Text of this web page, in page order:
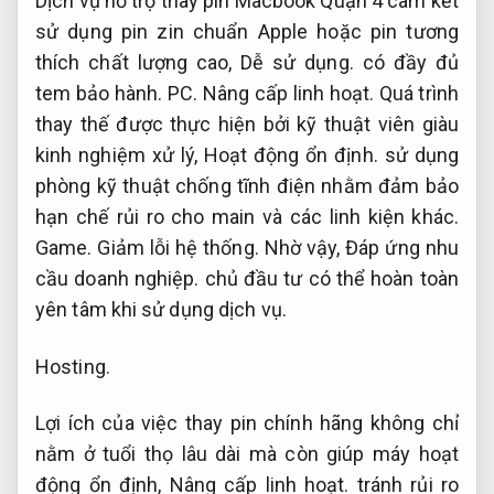
sử dụng pin zin chuẩn Apple hoặc pin tương
thích chất lượng cao, Dễ sử dụng. có đầy đủ
tem bảo hành. PC. Nâng cấp linh hoạt. Quá trình
thay thế được thực hiện bởi kỹ thuật viên giàu
kinh nghiệm xử lý, Hoạt động ổn định. sử dụng
phòng kỹ thuật chống tĩnh điện nhằm đảm bảo
hạn chế rủi ro cho main và các linh kiện khác.
Game. Giảm lỗi hệ thống. Nhờ vậy,Đáp ứng nhu
cầu doanh nghiệp. chủ đầu tư có thể hoàn toàn
yên tâm khi sử dụng dịch vụ.
Hosting.
Lợi ích của việc thay pin chính hãng không chỉ
nằm ở tuổi thọ lâu dài mà còn giúp máy hoạt
động ổn định, Nâng cấp linh hoạt. tránh rủi ro